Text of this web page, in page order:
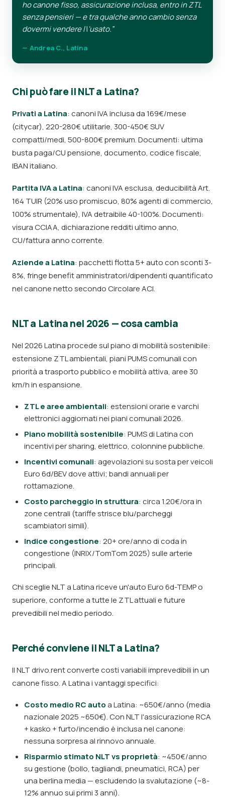
ho canone fisso, assicurazione inclusa, entro in ZTL
senza pensieri — e tra qualche anno cambio senza
dovermi vendere l\'usato.”
— Andrea C., Latina
Chi può fare il NLT a Latina?
Privati a Latina: canoni IVA inclusa da 169€/mese
(citycar), 220-280€ utilitarie, 300-450€ SUV
compatti/medi, 500-800€ premium. Documenti: ultima
busta paga/CU pensione, documento, codice fiscale,
IBAN italiano.
Partita IVA a Latina: canoni IVA esclusa, deducibilità Art.
164 TUIR (20% uso promiscuo, 80% agenti di commercio,
100% strumentale), IVA detraibile 40-100%. Documenti:
visura CCIAA, dichiarazione redditi ultimo anno,
CU/fattura anno corrente.
Aziende a Latina: pacchetti flotta 5+ auto con sconti 3-
8%, fringe benefit amministratori/dipendenti quantificato
nel canone netto secondo Circolare ACI.
NLT a Latina nel 2026 — cosa cambia
Nel 2026 Latina procede sul piano di mobilità sostenibile:
estensione ZTL ambientali, piani PUMS comunali con
priorità a trasporto pubblico e mobilità attiva, aree 30
km/h in espansione.
ZTL e aree ambientali: estensioni orarie e varchi
elettronici aggiornati nei piani comunali 2026.
Piano mobilità sostenibile: PUMS di Latina con
incentivi per sharing, elettrico, colonnine pubbliche.
Incentivi comunali: agevolazioni su sosta per veicoli
Euro 6d/BEV dove attivi; bandi annuali per
rottamazione.
Costo parcheggio in struttura: circa 1.20€/ora in
zone centrali (tariffe strisce blu/parcheggi
scambiatori simili).
Indice congestione: 20+ ore/anno di coda in
congestione (INRIX/TomTom 2025) sulle arterie
principali.
Chi sceglie NLT a Latina riceve un'auto Euro 6d-TEMP o
superiore, conforme a tutte le ZTL attuali e future
prevedibili nel medio periodo.
Perché conviene il NLT a Latina?
Il NLT drivo.rent converte costi variabili imprevedibili in un
canone fisso. A Latina i vantaggi specifici:
Costo medio RC autoa Latina: ~650€/anno (media
nazionale 2025 ~650€). Con NLT l'assicurazione RCA
+ kasko + furto/incendio è inclusa nel canone:
nessuna sorpresa al rinnovo annuale.
Risparmio stimato NLT vs proprietà: ~450€/anno
su gestione (bollo, tagliandi, pneumatici, RCA) per
una berlina media — escludendo la svalutazione (~8-
12% annuo sui primi 3 anni).